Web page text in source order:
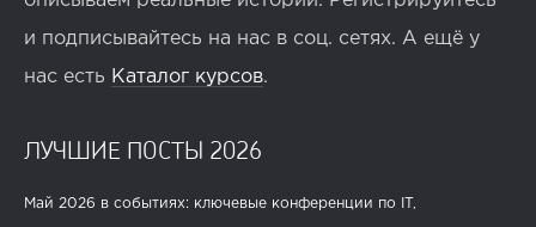
и подписывайтесь на нас в соц. сетях. А ещё у
нас есть Каталог курсов.
ЛУЧШИЕ ПОСТЫ 2026
Май 2026 в событиях: ключевые конференции по IT,